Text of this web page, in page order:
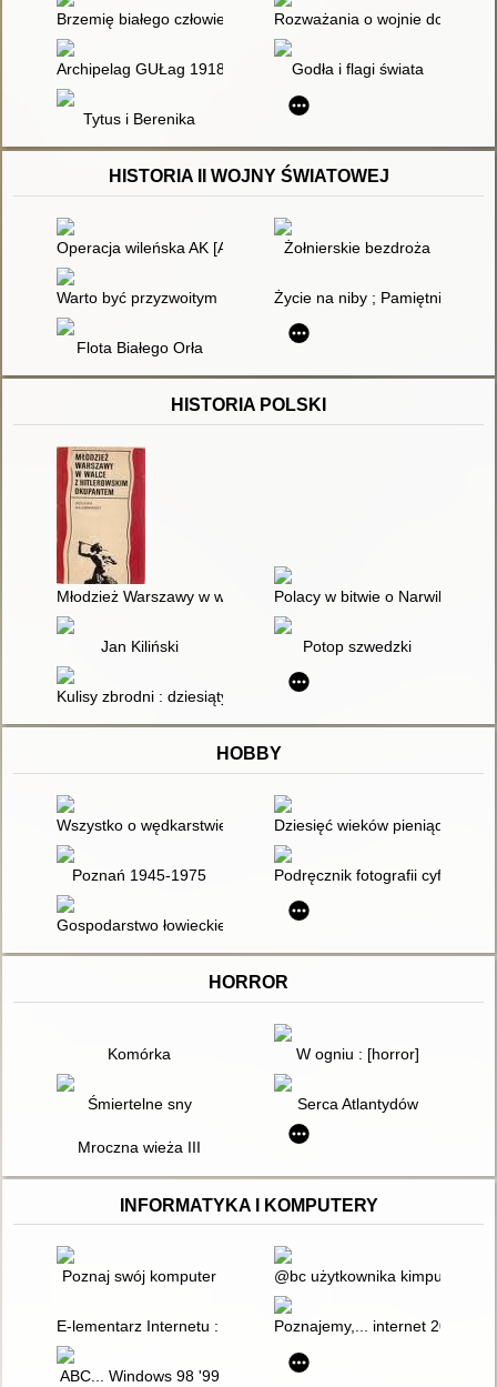
Brzemię białego człowieka. [T. 1]Rozważania o wojnie domowej
Archipelag GUŁag 1918-1956 : próba dochodzenia
Godła i flagi świata
Tytus i Berenika
HISTORIA II WOJNY ŚWIATOWEJ
Operacja wileńska AK [Armii Krajowej]Żołnierskie bezdroża
Warto być przyzwoitym : teksty osobiste i nieosobiste
Życie na niby ; Pamiętnik po
Flota Białego Orła
HISTORIA POLSKI
Młodzież Warszawy w walce z hitlerowkim akupantem
Polacy w bitwie o Narwik
Jan Kiliński Potop szwedzki
Kulisy zbrodni : dziesiąty rok od morderstwa ks. Jerzego
HOBBY
Wszystko o wędkarstwie czyli Jak złowić dużą rybę!
Dziesięć wieków pieniądza
Poznań 1945-1975 Podręcznik fotografii cyfrowej /
Gospodarstwo łowieckie
HORROR
Komórka W ogniu : [horror]
Śmiertelne sny Serca Atlantydów
Mroczna wieża III
INFORMATYKA I KOMPUTERY
Poznaj swój komputer @bc użytkownika kimputera
E-lementarz Internetu : czyli najprostszy na świecie
Poznajemy,... internet 2001
ABC... Windows 98 '99